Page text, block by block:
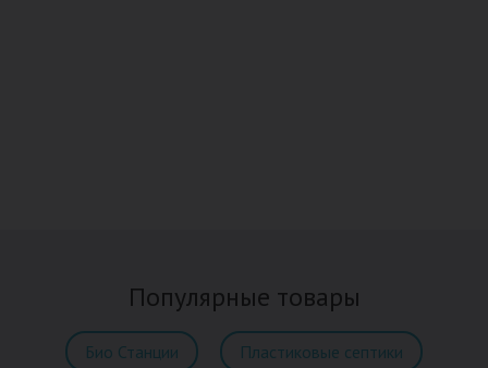
Популярные товары
Био Станции Пластиковые септики